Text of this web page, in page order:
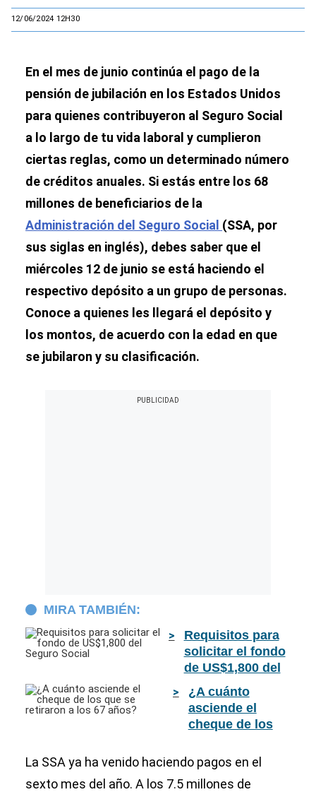
12/06/2024 12H30
En el mes de junio continúa el pago de la
pensión de jubilación en los Estados Unidos
para quienes contribuyeron al Seguro Social
a lo largo de tu vida laboral y cumplieron
ciertas reglas, como un determinado número
de créditos anuales. Si estás entre los 68
millones de beneficiarios de la
Administración del Seguro Social (SSA, por
sus siglas en inglés), debes saber que el
miércoles 12 de junio se está haciendo el
respectivo depósito a un grupo de personas.
Conoce a quienes les llegará el depósito y
los montos, de acuerdo con la edad en que
se jubilaron y su clasificación.
MIRA TAMBIÉN:
Requisitos para
solicitar el fondo
de US$1,800 del
Seguro Social
¿A cuánto
asciende el
cheque de los
a los 67 años?
La SSA ya ha venido haciendo pagos en el
sexto mes del año. A los 7.5 millones de